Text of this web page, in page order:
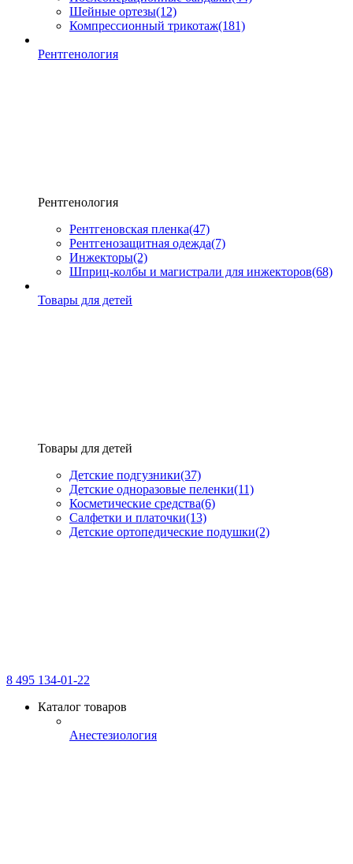
Шейные ортезы(12)
Компрессионный трикотаж(181)
Рентгенология
Рентгенология
Рентгеновская пленка(47)
Рентгенозащитная одежда(7)
Инжекторы(2)
Шприц-колбы и магистрали для инжекторов(68)
Товары для детей
Товары для детей
Детские подгузники(37)
Детские одноразовые пеленки(11)
Косметические средства(6)
Салфетки и платочки(13)
Детские ортопедические подушки(2)
8 495 134-01-22
Каталог товаров
Анестезиология